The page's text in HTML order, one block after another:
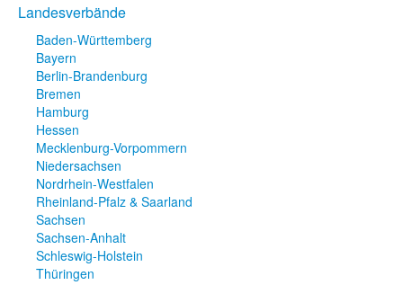
Landesverbände
Baden-Württemberg
Bayern
Berlin-Brandenburg
Bremen
Hamburg
Hessen
Mecklenburg-Vorpommern
Niedersachsen
Nordrhein-Westfalen
Rheinland-Pfalz & Saarland
Sachsen
Sachsen-Anhalt
Schleswig-Holstein
Thüringen